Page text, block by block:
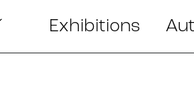
Exhibitions